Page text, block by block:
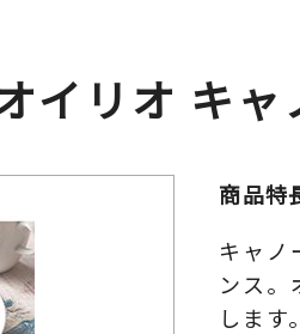
イリオ キ
商品特
キャノ
ンス。
します。